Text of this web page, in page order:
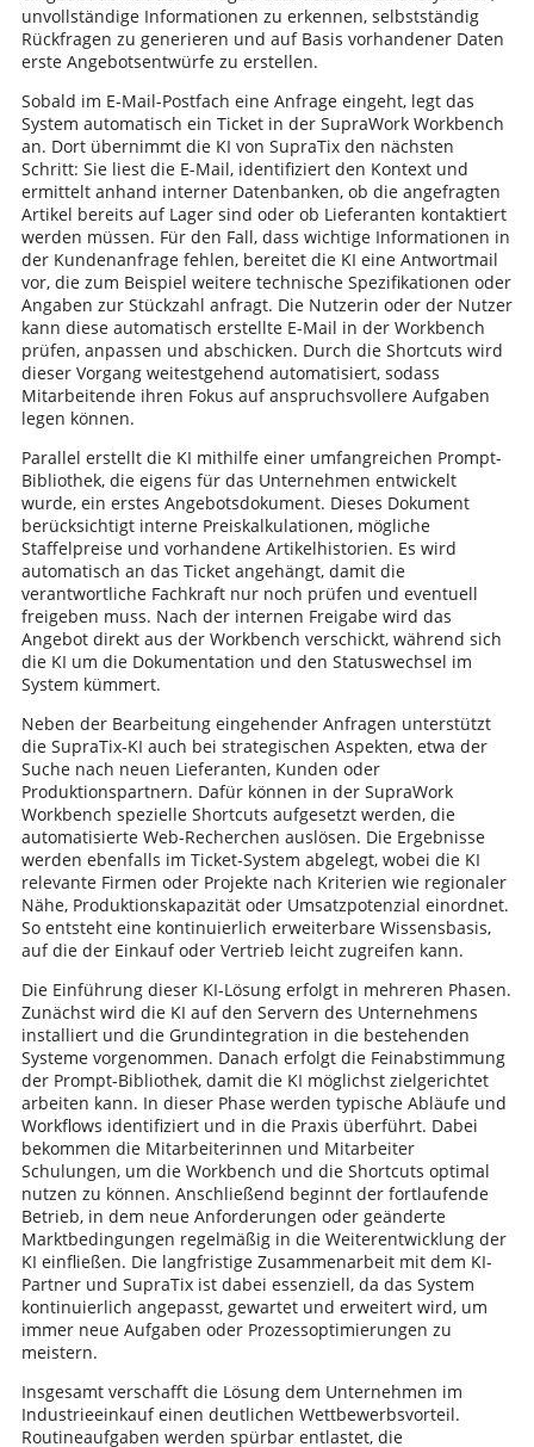
unvollständige Informationen zu erkennen, selbstständig
Rückfragen zu generieren und auf Basis vorhandener Daten
erste Angebotsentwürfe zu erstellen.
Sobald im E-Mail-Postfach eine Anfrage eingeht, legt das
System automatisch ein Ticket in der SupraWork Workbench
an. Dort übernimmt die KI von SupraTix den nächsten
Schritt: Sie liest die E-Mail, identifiziert den Kontext und
ermittelt anhand interner Datenbanken, ob die angefragten
Artikel bereits auf Lager sind oder ob Lieferanten kontaktiert
werden müssen. Für den Fall, dass wichtige Informationen in
der Kundenanfrage fehlen, bereitet die KI eine Antwortmail
vor, die zum Beispiel weitere technische Spezifikationen oder
Angaben zur Stückzahl anfragt. Die Nutzerin oder der Nutzer
kann diese automatisch erstellte E-Mail in der Workbench
prüfen, anpassen und abschicken. Durch die Shortcuts wird
dieser Vorgang weitestgehend automatisiert, sodass
Mitarbeitende ihren Fokus auf anspruchsvollere Aufgaben
legen können.
Parallel erstellt die KI mithilfe einer umfangreichen Prompt-
Bibliothek, die eigens für das Unternehmen entwickelt
wurde, ein erstes Angebotsdokument. Dieses Dokument
berücksichtigt interne Preiskalkulationen, mögliche
Staffelpreise und vorhandene Artikelhistorien. Es wird
automatisch an das Ticket angehängt, damit die
verantwortliche Fachkraft nur noch prüfen und eventuell
freigeben muss. Nach der internen Freigabe wird das
Angebot direkt aus der Workbench verschickt, während sich
die KI um die Dokumentation und den Statuswechsel im
System kümmert.
Neben der Bearbeitung eingehender Anfragen unterstützt
die SupraTix-KI auch bei strategischen Aspekten, etwa der
Suche nach neuen Lieferanten, Kunden oder
Produktionspartnern. Dafür können in der SupraWork
Workbench spezielle Shortcuts aufgesetzt werden, die
automatisierte Web-Recherchen auslösen. Die Ergebnisse
werden ebenfalls im Ticket-System abgelegt, wobei die KI
relevante Firmen oder Projekte nach Kriterien wie regionaler
Nähe, Produktionskapazität oder Umsatzpotenzial einordnet.
So entsteht eine kontinuierlich erweiterbare Wissensbasis,
auf die der Einkauf oder Vertrieb leicht zugreifen kann.
Die Einführung dieser KI-Lösung erfolgt in mehreren Phasen.
Zunächst wird die KI auf den Servern des Unternehmens
installiert und die Grundintegration in die bestehenden
Systeme vorgenommen. Danach erfolgt die Feinabstimmung
der Prompt-Bibliothek, damit die KI möglichst zielgerichtet
arbeiten kann. In dieser Phase werden typische Abläufe und
Workflows identifiziert und in die Praxis überführt. Dabei
bekommen die Mitarbeiterinnen und Mitarbeiter
Schulungen, um die Workbench und die Shortcuts optimal
nutzen zu können. Anschließend beginnt der fortlaufende
Betrieb, in dem neue Anforderungen oder geänderte
Marktbedingungen regelmäßig in die Weiterentwicklung der
KI einfließen. Die langfristige Zusammenarbeit mit dem KI-
Partner und SupraTix ist dabei essenziell, da das System
kontinuierlich angepasst, gewartet und erweitert wird, um
immer neue Aufgaben oder Prozessoptimierungen zu
meistern.
Insgesamt verschafft die Lösung dem Unternehmen im
Industrieeinkauf einen deutlichen Wettbewerbsvorteil.
Routineaufgaben werden spürbar entlastet, die